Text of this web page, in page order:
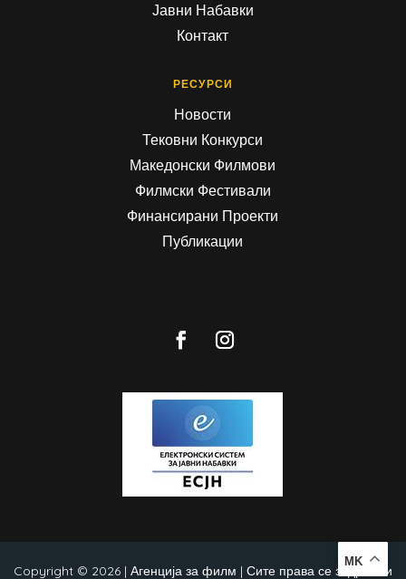
Јавни Набавки
Контакт
РЕСУРСИ
Новости
Тековни Конкурси
Македонски Филмови
Филмски Фестивали
Финансирани Проекти
Публикации
Copyright © 2026 | Агенција за филм | Сите права се задржани
MK